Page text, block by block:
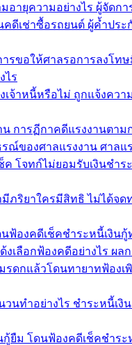
ายุความอย่างไร ผู้จัดก
เช่าซื้อรถยนต์ ผู้ค้ำปร
ขอให้ศาลรอการลงโท
ไร
าหนี้หรือไม่ ถูกแจ้งคว
การฏีกาคดีแรงงานตา
ของศาลแรงงาน ศาล
ค โจทก์ไม่ยอมรับเงิน
ริยาใครมีสิทธิ ไม่ได้จ
งคดีเช็คชำระหนี้เงินกู้
เลือกฟ้องคดีอย่างไร ผล
กแล้วโดนทายาทฟ้อง
นทำอย่างไร ชำระหนี้
ม โดนฟ้องคดีเช็คชำระ